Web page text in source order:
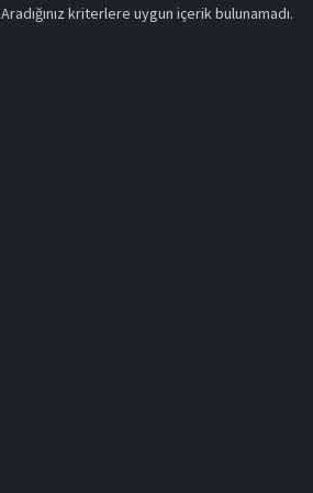
Aradığınız kriterlere uygun içerik bulunamadı.